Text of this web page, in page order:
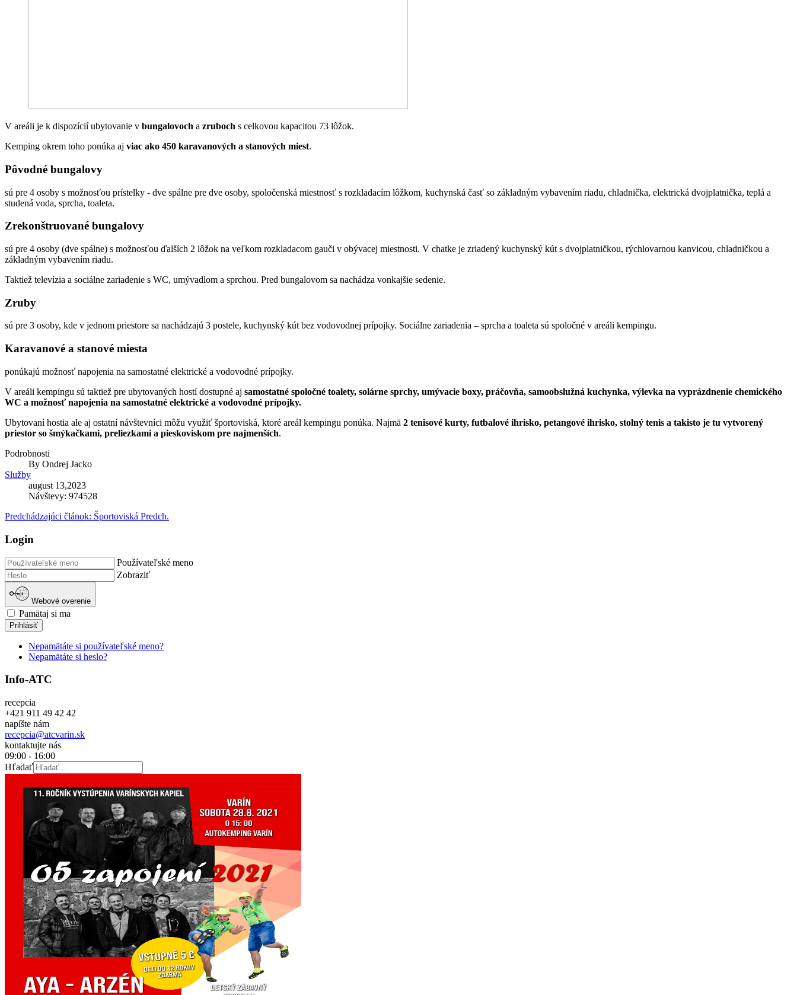
V areáli je k dispozícií ubytovanie v bungalovoch a zruboch s celkovou kapacitou 73 lôžok.
Kemping okrem toho ponúka aj viac ako 450 karavanových a stanových miest.
Pôvodné bungalovy
sú pre 4 osoby s možnosťou prístelky - dve spálne pre dve osoby, spoločenská miestnosť s rozkladacím lôžkom, kuchynská časť so základným vybavením riadu, chladnička, elektrická dvojplatnička, teplá a
studená voda, sprcha, toaleta.
Zrekonštruované bungalovy
sú pre 4 osoby (dve spálne) s možnosťou ďalších 2 lôžok na veľkom rozkladacom gauči v obývacej miestnosti. V chatke je zriadený kuchynský kút s dvojplatničkou, rýchlovarnou kanvicou, chladničkou a
základným vybavením riadu.
Taktiež televízia a sociálne zariadenie s WC, umývadlom a sprchou. Pred bungalovom sa nachádza vonkajšie sedenie.
Zruby
sú pre 3 osoby, kde v jednom priestore sa nachádzajú 3 postele, kuchynský kút bez vodovodnej prípojky. Sociálne zariadenia – sprcha a toaleta sú spoločné v areáli kempingu.
Karavanové a stanové miesta
ponúkajú možnosť napojenia na samostatné elektrické a vodovodné prípojky.
V areáli kempingu sú taktiež pre ubytovaných hostí dostupné aj samostatné spoločné toalety, solárne sprchy, umývacie boxy, práčovňa, samoobslužná kuchynka, výlevka na vyprázdnenie chemického
WC a možnosť napojenia na samostatné elektrické a vodovodné prípojky.
Ubytovaní hostia ale aj ostatní návštevníci môžu využiť športoviská, ktoré areál kempingu ponúka. Najmä 2 tenisové kurty, futbalové ihrisko, petangové ihrisko, stolný tenis a takisto je tu vytvorený
priestor so šmýkačkami, preliezkami a pieskoviskom pre najmenších.
Podrobnosti
By Ondrej Jacko
Služby
august 13,2023
Návštevy: 974528
Predchádzajúci článok: Športoviská Predch.
Login
Používateľské meno
Zobraziť
Webové overenie
Pamätaj si ma
Prihlásiť
Nepamätáte si používateľské meno?
Nepamätáte si heslo?
Info-ATC
recepcia
+421 911 49 42 42
napíšte nám
recepcia@atcvarin.sk
kontaktujte nás
09:00 - 16:00
Hľadať